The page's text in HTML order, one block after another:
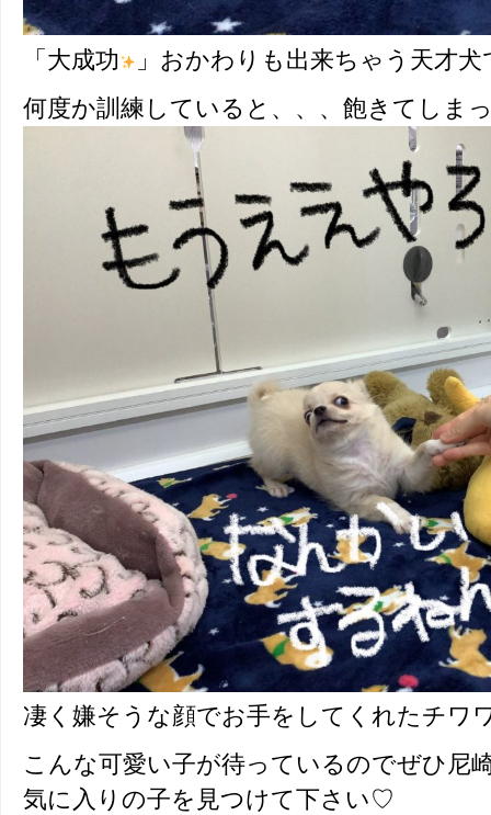
「大成功
」おかわりも出来ちゃう天才犬
何度か訓練していると、、、飽きてしま
凄く嫌そうな顔でお手をしてくれたチワ
こんな可愛い子が待っているのでぜひ尼
気に入りの子を見つけて下さい♡